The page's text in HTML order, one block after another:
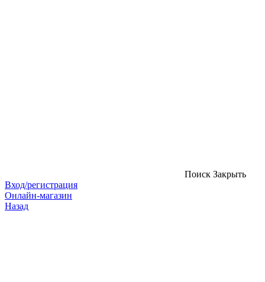
Поиск Закрыть
Вход/регистрация
Онлайн-магазин
Назад